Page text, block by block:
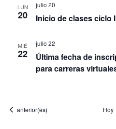
LUN
20 Inicio de clases ciclo
julio 20
MIÉ
22
Última fecha de
para carreras
julio 22
Eventos
anterior(es) Hoy